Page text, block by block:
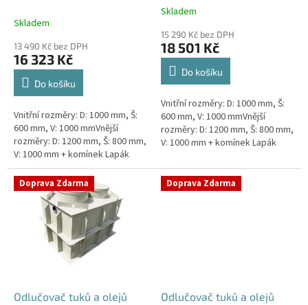
Skladem
13 490 Kč bez DPH
16 323 Kč
Do košíku
Vnitřní rozměry: D: 1000 mm, Š:
600 mm, V: 1000 mmVnější
rozměry: D: 1200 mm, Š: 800 mm,
V: 1000 mm + komínek Lapák
tuků do 1l/s nebo 100 jídel
denně Průměr a umístění...
Průměrné
produktu
je
4,5
hvězdiček.
Skladem
15 290 Kč bez DPH
18 501 Kč
Do košíku
Vnitřní rozměry: D: 1000 mm, Š:
600 mm, V: 1000 mmVnější
rozměry: D: 1200 mm, Š: 800 mm,
V: 1000 mm + komínek Lapák
denně Průměr a umístění...
Doprava Zdarma
Odlučovač tuků a olejů
Doprava Zdarma
Odlučovač tuků a olejů